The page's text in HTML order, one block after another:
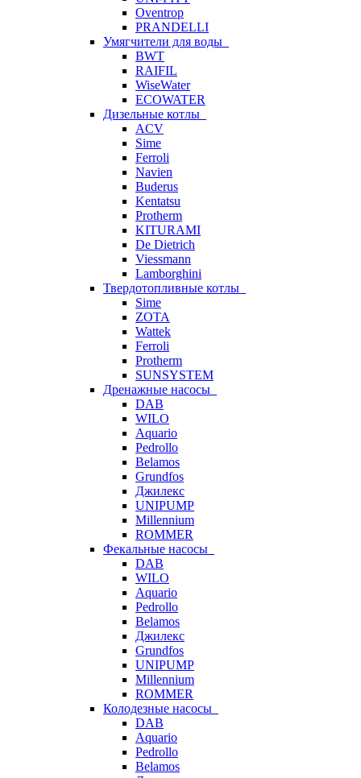
Oventrop
PRANDELLI
Умягчители для воды
BWT
RAIFIL
WiseWater
ECOWATER
Дизельные котлы
ACV
Sime
Ferroli
Navien
Buderus
Kentatsu
Protherm
KITURAMI
De Dietrich
Viessmann
Lamborghini
Твердотопливные котлы
Sime
ZOTA
Wattek
Ferroli
Protherm
SUNSYSTEM
Дренажные насосы
DAB
WILO
Aquario
Pedrollo
Belamos
Grundfos
Джилекс
UNIPUMP
Millennium
ROMMER
Фекальные насосы
DAB
WILO
Aquario
Pedrollo
Belamos
Джилекс
Grundfos
UNIPUMP
Millennium
ROMMER
Колодезные насосы
DAB
Aquario
Pedrollo
Belamos